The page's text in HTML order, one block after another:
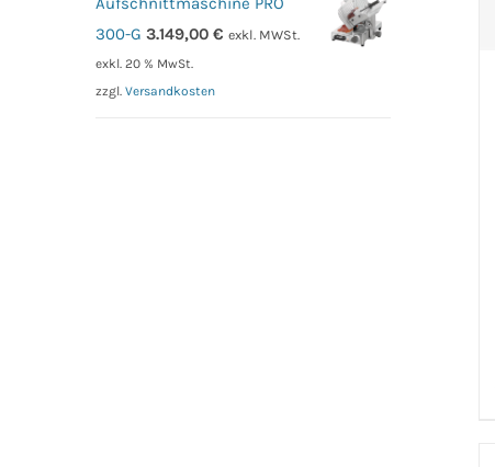
300-G 3.149,00 € exkl. MWSt.
exkl. 20 % MwSt.
zzgl. Versandkosten